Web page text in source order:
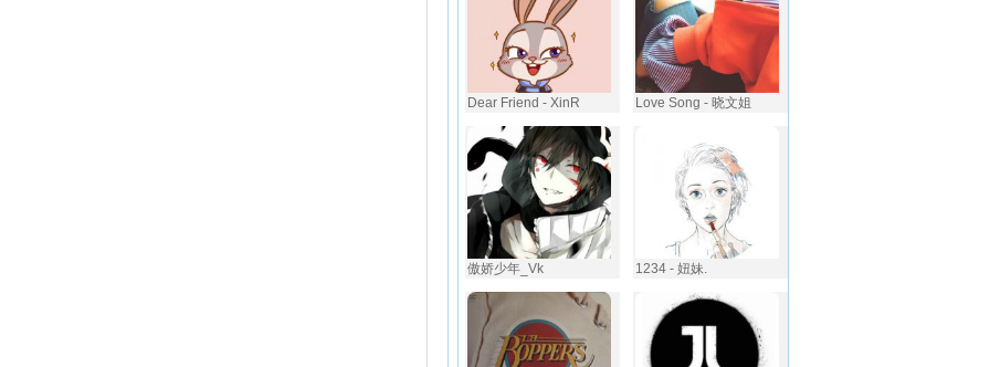
Dear Friend - XinR Love Song - 晓文姐
傲娇少年_Vk 1234 - 妞妹.